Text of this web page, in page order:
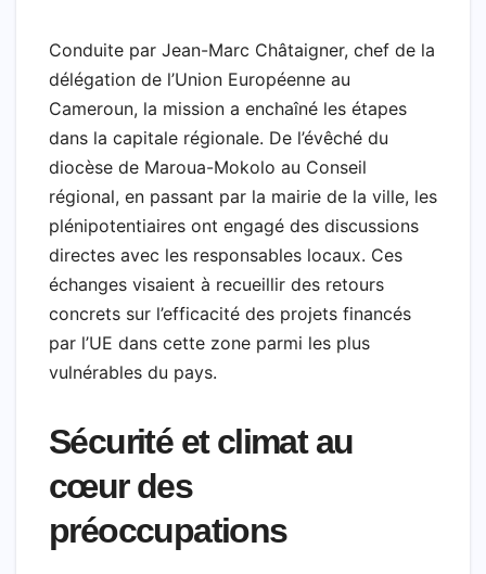
l
Conduite par Jean-Marc Châtaigner, chef de la
délégation de l’Union Européenne au
Cameroun, la mission a enchaîné les étapes
dans la capitale régionale. De l’évêché du
diocèse de Maroua-Mokolo au Conseil
régional, en passant par la mairie de la ville, les
plénipotentiaires ont engagé des discussions
directes avec les responsables locaux. Ces
échanges visaient à recueillir des retours
concrets sur l’efficacité des projets financés
par l’UE dans cette zone parmi les plus
vulnérables du pays.
Sécurité et climat au
cœur des
préoccupations